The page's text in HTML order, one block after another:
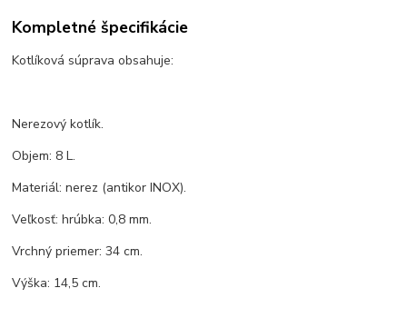
Kompletné špecifikácie
Kotlíková súprava obsahuje:
Nerezový kotlík.
Objem: 8 L.
Materiál: nerez (antikor INOX).
Veľkosť: hrúbka: 0,8 mm.
Vrchný priemer: 34 cm.
Výška: 14,5 cm.